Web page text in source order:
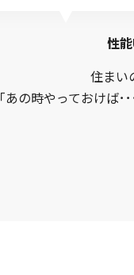
性
住まい
「あの時やっておけば